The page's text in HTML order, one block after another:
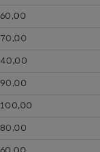
60,00
70,00
40,00
90,00
100,00
80,00